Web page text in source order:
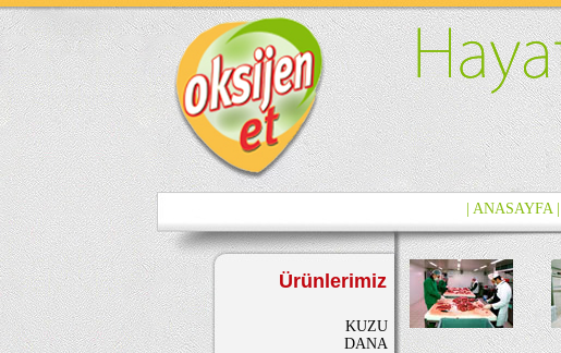
| ANASAYFA |
Ürünlerimiz
KUZU
DANA